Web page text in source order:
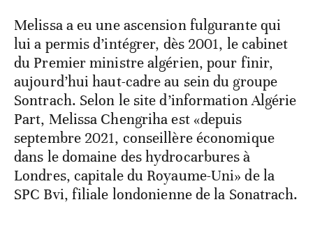
Melissa a eu une ascension fulgurante qui
lui a permis d’intégrer, dès 2001, le cabinet
du Premier ministre algérien, pour finir,
aujourd’hui haut-cadre au sein du groupe
Sontrach. Selon le site d’information Algérie
Part, Melissa Chengriha est «depuis
septembre 2021, conseillère économique
dans le domaine des hydrocarbures à
Londres, capitale du Royaume-Uni» de la
SPC Bvi, filiale londonienne de la Sonatrach.